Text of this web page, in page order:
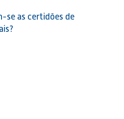
se as certidões de